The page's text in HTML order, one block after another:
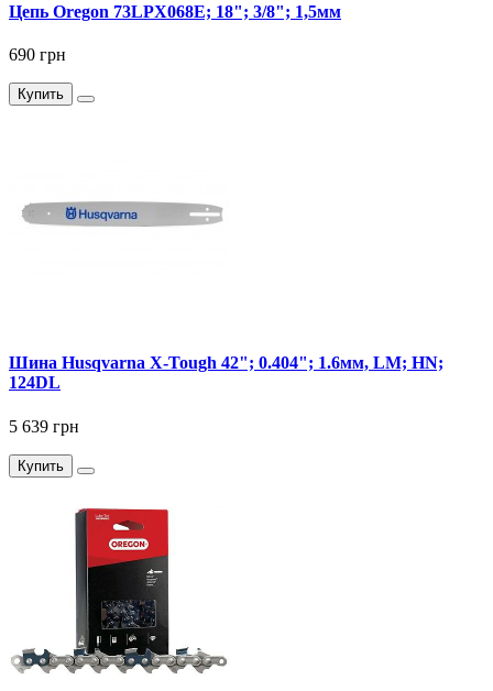
Цепь Oregon 73LPX068E; 18"; 3/8"; 1,5мм
690 грн
Купить
Шина Husqvarna X-Tough 42"; 0.404"; 1.6мм, LM; HN;
124DL
5 639 грн
Купить